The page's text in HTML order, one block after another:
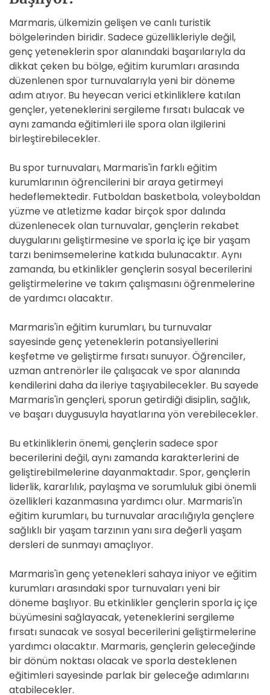
Marmaris, ülkemizin gelişen ve canlı turistik
bölgelerinden biridir. Sadece güzellikleriyle değil,
genç yeteneklerin spor alanındaki başarılarıyla da
dikkat çeken bu bölge, eğitim kurumları arasında
düzenlenen spor turnuvalarıyla yeni bir döneme
adım atıyor. Bu heyecan verici etkinliklere katılan
gençler, yeteneklerini sergileme fırsatı bulacak ve
aynı zamanda eğitimleri ile spora olan ilgilerini
birleştirebilecekler.
Bu spor turnuvaları, Marmaris'in farklı eğitim
kurumlarının öğrencilerini bir araya getirmeyi
hedeflemektedir. Futboldan basketbola, voleyboldan
yüzme ve atletizme kadar birçok spor dalında
düzenlenecek olan turnuvalar, gençlerin rekabet
duygularını geliştirmesine ve sporla iç içe bir yaşam
tarzı benimsemelerine katkıda bulunacaktır. Aynı
zamanda, bu etkinlikler gençlerin sosyal becerilerini
geliştirmelerine ve takım çalışmasını öğrenmelerine
de yardımcı olacaktır.
Marmaris'in eğitim kurumları, bu turnuvalar
sayesinde genç yeteneklerin potansiyellerini
keşfetme ve geliştirme fırsatı sunuyor. Öğrenciler,
uzman antrenörler ile çalışacak ve spor alanında
kendilerini daha da ileriye taşıyabilecekler. Bu sayede
Marmaris'in gençleri, sporun getirdiği disiplin, sağlık,
ve başarı duygusuyla hayatlarına yön verebilecekler.
Bu etkinliklerin önemi, gençlerin sadece spor
becerilerini değil, aynı zamanda karakterlerini de
geliştirebilmelerine dayanmaktadır. Spor, gençlerin
liderlik, kararlılık, paylaşma ve sorumluluk gibi önemli
özellikleri kazanmasına yardımcı olur. Marmaris'in
eğitim kurumları, bu turnuvalar aracılığıyla gençlere
sağlıklı bir yaşam tarzının yanı sıra değerli yaşam
dersleri de sunmayı amaçlıyor.
Marmaris'in genç yetenekleri sahaya iniyor ve eğitim
kurumları arasındaki spor turnuvaları yeni bir
döneme başlıyor. Bu etkinlikler gençlerin sporla iç içe
büyümesini sağlayacak, yeteneklerini sergileme
fırsatı sunacak ve sosyal becerilerini geliştirmelerine
yardımcı olacaktır. Marmaris, gençlerin geleceğinde
bir dönüm noktası olacak ve sporla desteklenen
eğitimleri sayesinde parlak bir geleceğe adımlarını
atabilecekler.